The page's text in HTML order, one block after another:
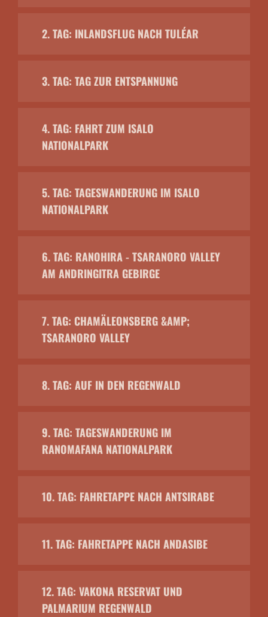
2. TAG: INLANDSFLUG NACH TULÉAR
3. TAG: TAG ZUR ENTSPANNUNG
4. TAG: FAHRT ZUM ISALO
NATIONALPARK
5. TAG: TAGESWANDERUNG IM ISALO
NATIONALPARK
6. TAG: RANOHIRA - TSARANORO VALLEY
AM ANDRINGITRA GEBIRGE
7. TAG: CHAMÄLEONSBERG &AMP;
TSARANORO VALLEY
8. TAG: AUF IN DEN REGENWALD
9. TAG: TAGESWANDERUNG IM
RANOMAFANA NATIONALPARK
10. TAG: FAHRETAPPE NACH ANTSIRABE
11. TAG: FAHRETAPPE NACH ANDASIBE
12. TAG: VAKONA RESERVAT UND
PALMARIUM REGENWALD